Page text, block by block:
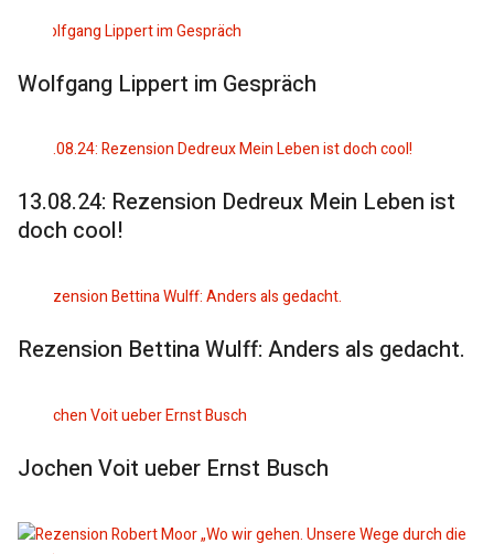
Wolfgang Lippert im Gespräch
13.08.24: Rezension Dedreux Mein Leben ist
doch cool!
Rezension Bettina Wulff: Anders als gedacht.
Jochen Voit ueber Ernst Busch